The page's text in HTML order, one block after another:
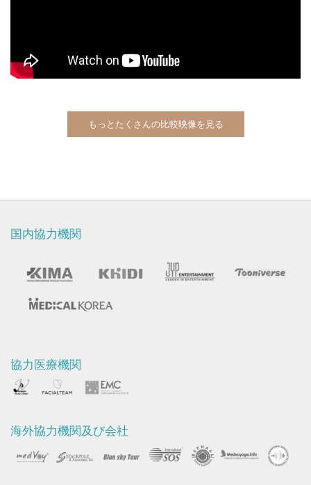
もっとたくさんの比較映像を見る
国内協力機関
協力医療機関
海外協力機関及び会社